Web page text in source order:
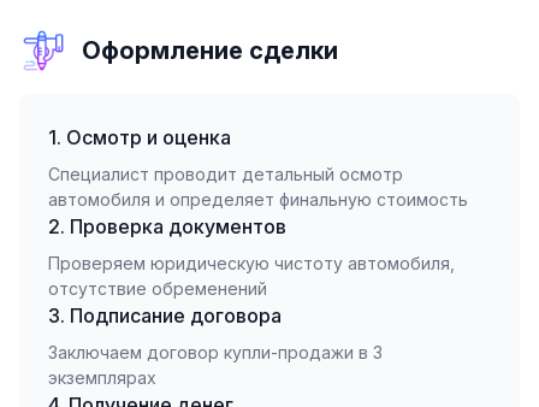
Оформление сделки
1. Осмотр и оценка
Специалист проводит детальный осмотр
автомобиля и определяет финальную стоимость
2. Проверка документов
Проверяем юридическую чистоту автомобиля,
отсутствие обременений
3. Подписание договора
Заключаем договор купли-продажи в 3
экземплярах